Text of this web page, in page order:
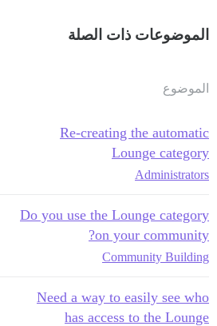
الموضوعات ذات الصلة
الموضوع
Re-creating the automatic
Lounge category
Administrators
Do you use the Lounge category
on your community?
Community Building
Need a way to easily see who
has access to the Lounge